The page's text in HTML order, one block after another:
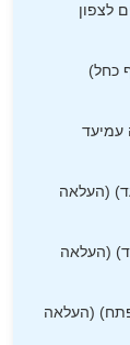
לצפון
(מסעף כחל)
עמיעד
עמיעד) (העלאה
עמיעד) (העלאה
90 (מחנה יפתח) (העלאה